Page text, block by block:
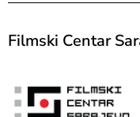
Filmski Centar